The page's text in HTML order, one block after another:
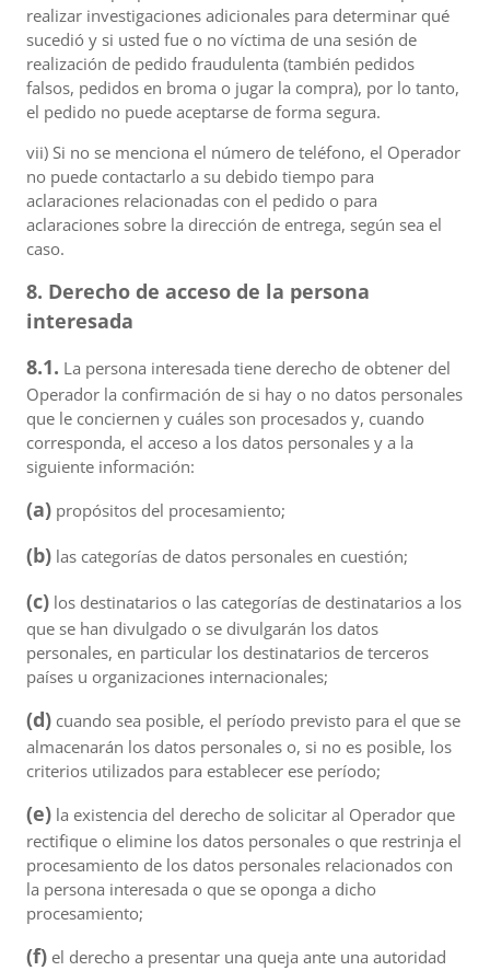
realizar investigaciones adicionales para determinar qué
sucedió y si usted fue o no víctima de una sesión de
realización de pedido fraudulenta (también pedidos
falsos, pedidos en broma o jugar la compra), por lo tanto,
el pedido no puede aceptarse de forma segura.
vii) Si no se menciona el número de teléfono, el Operador
no puede contactarlo a su debido tiempo para
aclaraciones relacionadas con el pedido o para
aclaraciones sobre la dirección de entrega, según sea el
caso.
8. Derecho de acceso de la persona
interesada
8.1. La persona interesada tiene derecho de obtener del
Operador la confirmación de si hay o no datos personales
que le conciernen y cuáles son procesados y, cuando
corresponda, el acceso a los datos personales y a la
siguiente información:
(a) propósitos del procesamiento;
(b) las categorías de datos personales en cuestión;
(c) los destinatarios o las categorías de destinatarios a los
que se han divulgado o se divulgarán los datos
personales, en particular los destinatarios de terceros
países u organizaciones internacionales;
(d) cuando sea posible, el período previsto para el que se
almacenarán los datos personales o, si no es posible, los
criterios utilizados para establecer ese período;
(e) la existencia del derecho de solicitar al Operador que
rectifique o elimine los datos personales o que restrinja el
procesamiento de los datos personales relacionados con
la persona interesada o que se oponga a dicho
procesamiento;
(f) el derecho a presentar una queja ante una autoridad